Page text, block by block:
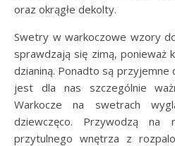
oraz okrągłe dekolty.
Swetry w warkoczowe wzory
sprawdzają się zimą, ponieważ
dzianiną. Ponadto są przyjemne
jest dla nas szczególnie
Warkocze na swetrach
dziewczęco. Przywodzą na
przytulnego wnętrza z